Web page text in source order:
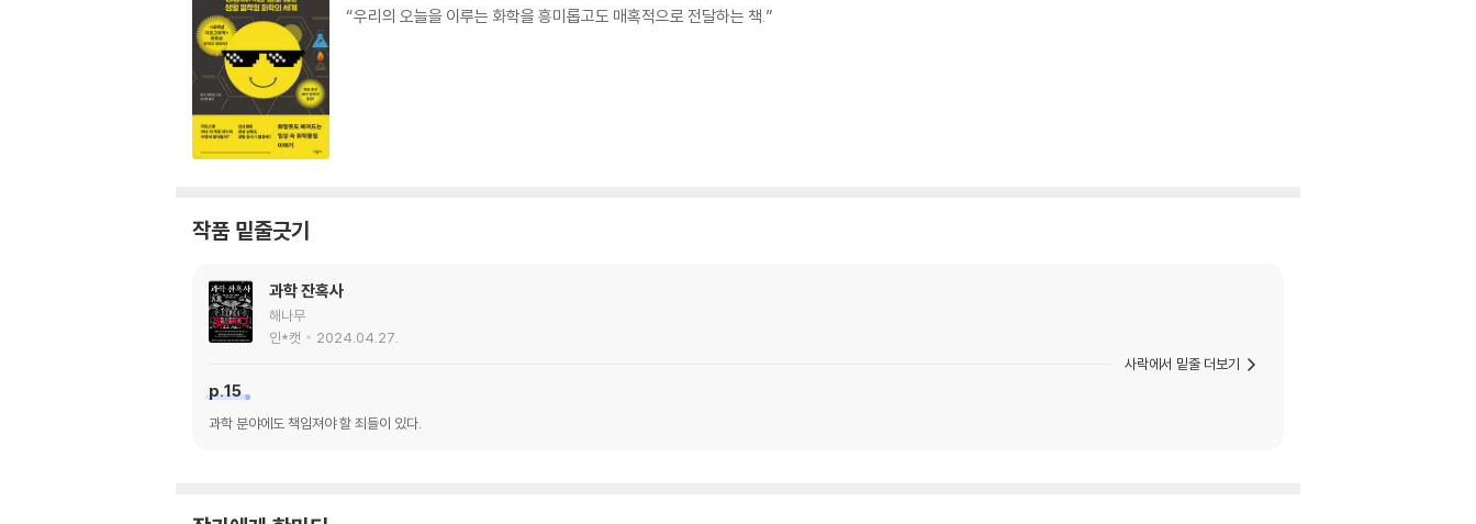
“우리의 오늘을 이루는 화학을 흥미롭고도 매혹적으로 전달하는 책.”
작품 밑줄긋기
과학 잔혹사
해나무
인*캣
2024.04.27.
p.15
과학 분야에도 책임져야 할 죄들이 있다.
사락에서 밑줄 더보기